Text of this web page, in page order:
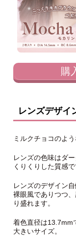
購
レンズデザイ
ミルクチョコのよ
レンズの色味はダー
くりくりした質感
レンズのデザイン
裸眼風でありつつ
り盛れます。
着色直径は13.7mm
大きいサイズ。